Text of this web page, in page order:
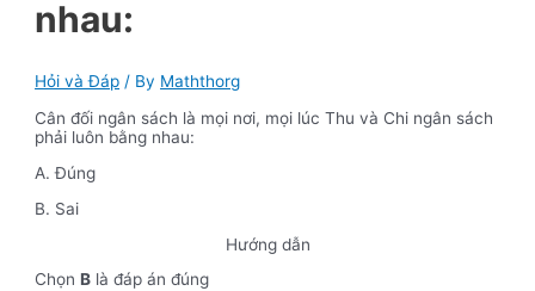
nhau:
Hỏi và Đáp / By Maththorg
Cân đối ngân sách là mọi nơi, mọi lúc Thu và Chi ngân sách
phải luôn bằng nhau:
A. Đúng
B. Sai
Hướng dẫn
ChọnB là đáp án đúng